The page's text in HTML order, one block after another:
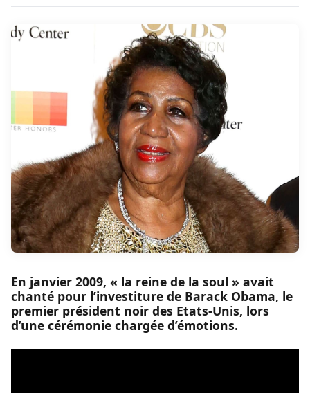
En janvier 2009, « la reine de la soul » avait
chanté pour l’investiture de Barack Obama, le
premier président noir des Etats-Unis, lors
d’une cérémonie chargée d’émotions.